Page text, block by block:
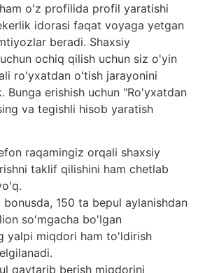
o'z profilida profil yaratishi
idorasi faqat voyaga yetgan
beradi. Shaxsiy
ochiq qilish uchun siz o'yin
ro'yxatdan o'tish jarayonini
Bunga erishish uchun "Ro'yxatdan
va tegishli hisob yaratish
raqamingiz orqali shaxsiy
taklif qilishini ham chetlab
150 ta bepul aylanishdan
so'mgacha bo'lgan
yalpi miqdori ham to'ldirish
qaytarib berish miqdorini